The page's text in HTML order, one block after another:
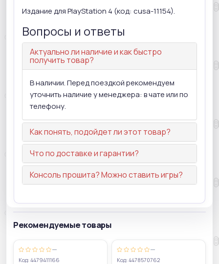
Издание для PlayStation 4 (код: cusa-11154).
Вопросы и ответы
Актуально ли наличие и как быстро
получить товар?
В наличии. Перед поездкой рекомендуем
уточнить наличие у менеджера: в чате или по
телефону.
Как понять, подойдет ли этот товар?
Что по доставке и гарантии?
Консоль прошита? Можно ставить игры?
Рекомендуемые товары
—
Код: 4479411166
—
Код: 4478570762